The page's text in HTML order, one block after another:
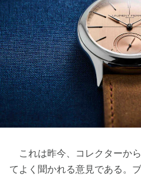
これは昨今、コレクターか
てよく聞かれる意見である。